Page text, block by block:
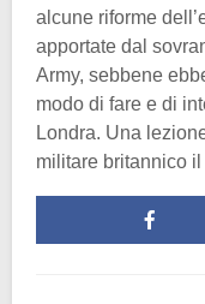
alcune riforme
apportate dal
Army, sebbene
modo di fare e di
Londra. Una
militare britannico